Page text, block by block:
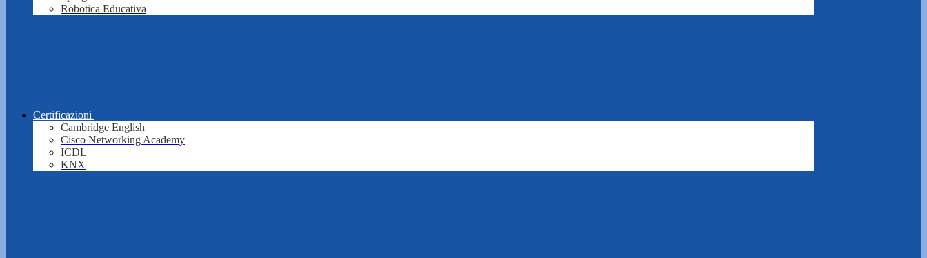
Robotica Educativa
Certificazioni
Cambridge English
Cisco Networking Academy
ICDL
KNX